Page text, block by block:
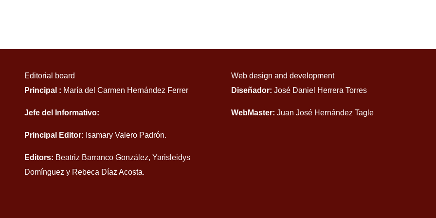
Editorial board
Principal : María del Carmen Hernández Ferrer
Jefe del Informativo:
Principal Editor: Isamary Valero Padrón.
Editors: Beatriz Barranco González, Yarisleidys
Domínguez y Rebeca Díaz Acosta.
Web design and development
Diseñador: José Daniel Herrera Torres
WebMaster: Juan José Hernández Tagle